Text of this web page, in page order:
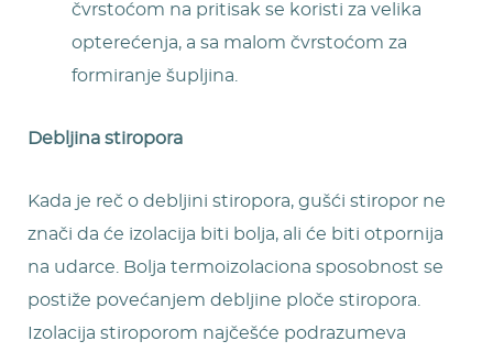
čvrstoćom na pritisak se koristi za velika
opterećenja, a sa malom čvrstoćom za
formiranje šupljina.
Debljina stiropora
Kada je reč o debljini stiropora, gušći stiropor ne
znači da će izolacija biti bolja, ali će biti otpornija
na udarce. Bolja termoizolaciona sposobnost se
postiže povećanjem debljine ploče stiropora.
Izolacija stiroporom najčešće podrazumeva